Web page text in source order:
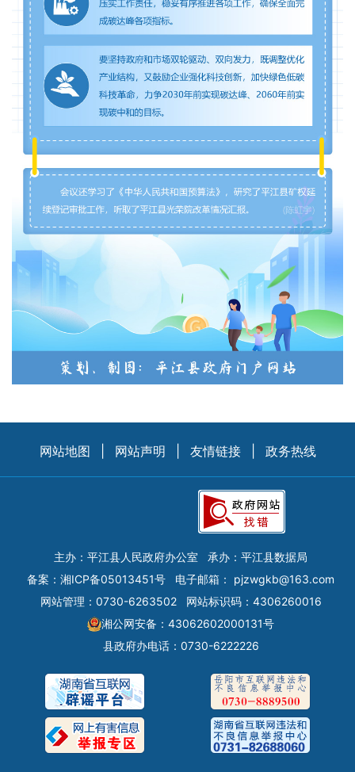
网站地图 网站声明 友情链接 政务热线
主办：平江县人民政府办公室
承办：平江县数据局
备案： 湘ICP备05013451号 电子邮箱： pjzwgkb@163.com
网站管理：0730-6263502
网站标识码：4306260016
湘公网安备：43062602000131号
县政府办电话：0730-6222226